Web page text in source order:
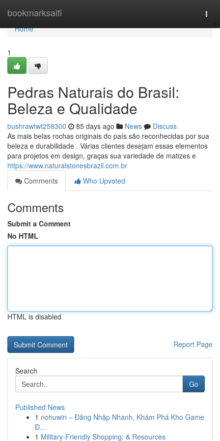
bookmarksaifi
Home
Home
1
Pedras Naturais do Brasil:
Beleza e Qualidade
bushrawtwt258300 85 days ago News
Discuss
As mais belas rochas originais do país são reconhecidas por sua
beleza e durabilidade . Várias clientes desejam essas elementos
para projetos em design, graças sua variedade de matizes e
https://www.naturalstonesbrazil.com.br
Comments
Who Upvoted
Comments
Submit a Comment
No HTML
HTML is disabled
Report Page
Search
Go
Published News
1 nohuwin – Đăng Nhập Nhanh, Khám Phá Kho Game
Đ...
1 Military-Friendly Shopping: & Resources